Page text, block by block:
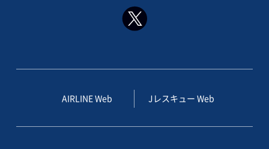
AIRLINE Web Jレスキュー Web